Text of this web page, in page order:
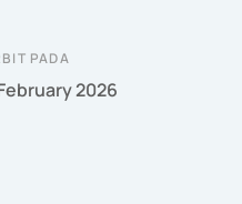
PADA
2026